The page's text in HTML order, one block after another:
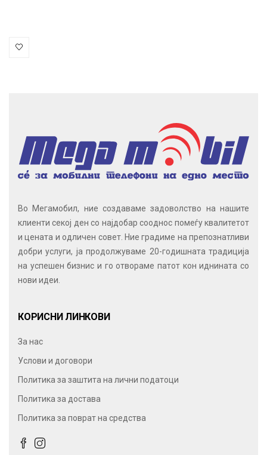
Во Мегамобил, ние создаваме задоволство на нашите
клиенти секој ден со најдобар сооднос помеѓу квалитетот
и цената и одличен совет. Ние градиме на препознатливи
добри услуги, ја продолжуваме 20-годишната традиција
на успешен бизнис и го отвораме патот кон иднината со
нови идеи.
КОРИСНИ ЛИНКОВИ
За нас
Услови и договори
Политика за заштита на лични податоци
Политика за достава
Политика за поврат на средства